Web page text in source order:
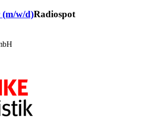
w/d)Radiospot